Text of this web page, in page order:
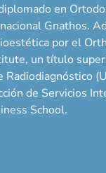
en
Gnathos.
por el
un título
Radiodiagnóstico
de Servicios
School.